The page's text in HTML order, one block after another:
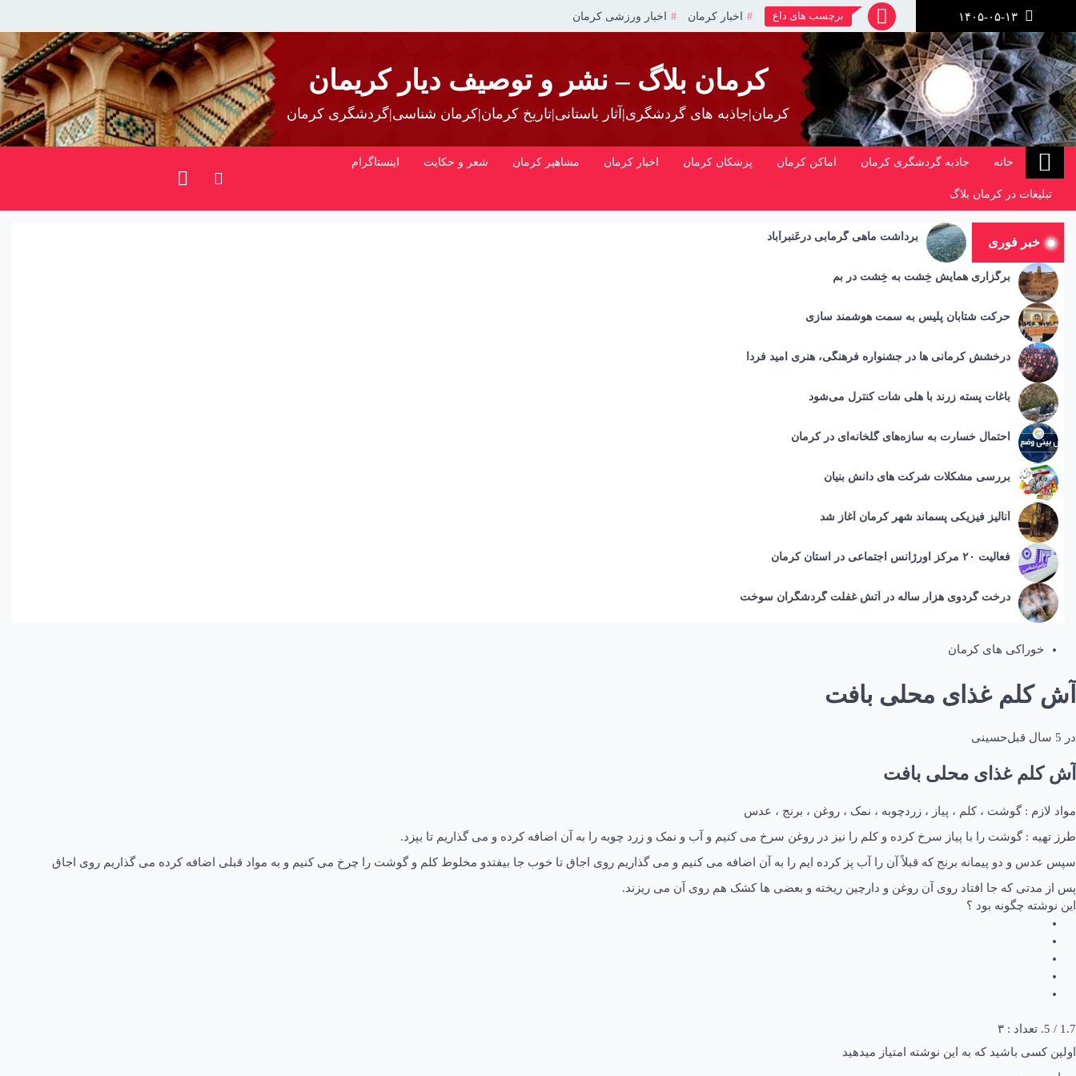
محتوا
برچسب های داغ اخبار کرمان اخبار ورزشی کرمان
کرمان بلاگ – نشر و توصیف دیار کریمان
کرمان|جاذبه های گردشگری|آثار باستانی|تاریخ کرمان|کرمان شناسی|گردشگری کرمان
خانه جاذبه گردشگری کرمان اماکن کرمان پزشکان کرمان اخبار کرمان مشاهیر کرمان شعر و حکایت اینستاگرام
تبلیغات در کرمان بلاگ
خبر فوری برداشت ماهی گرمابی درعَنبرآباد
برگزاری همایش خِشت به خِشت در بم
حرکت شتابان پلیس به سمت هوشمند سازی
درخشش کرمانی ها در جشنواره فرهنگی، هنری امید فردا
باغات پسته زرند با هلی شات کنترل می‌شود
احتمال خسارت به ساز‌ه‌های گلخانه‌ای در کرمان
بررسی مشکلات شرکت های دانش بنیان
آنالیز فیزیکی پسماند شهر کرمان آغاز شد
فعالیت ۲۰ مرکز اورژانس اجتماعی در استان کرمان
درخت گردوی هزار ساله در آتش غفلت گردشگران سوخت
خوراکی های کرمان
آش کلم غذای محلی بافت
در 5 سال قبل حسینی
آش کلم غذای محلی بافت
مواد لازم : گوشت ، کلم ، پیاز ، زردچوبه ، نمک ، روغن ، برنج ، عدس
طرز تهیه : گوشت را با پیاز سرخ کرده و کلم را نیز در روغن سرخ می کنیم و آب و نمک و زرد چوبه را به آن اضافه کرده و می گذاریم تا بپزد.
سپس عدس و دو پیمانه برنج که قبلاً آن را آب پز کرده ایم را به آن اضافه می کنیم و می گذاریم روی اجاق تا خوب جا بیفتدو مخلوط کلم و گوشت را چرخ می کنیم و به مواد قبلی اضافه کرده می گذاریم روی اجاق
پس از مدتی که جا افتاد روی آن روغن و دارچین ریخته و بعضی ها کشک هم روی آن می ریزند.
این نوشته چگونه بود ؟
1.7 / 5. تعداد :
۳
اولین کسی باشید که به این نوشته امتیاز میدهید